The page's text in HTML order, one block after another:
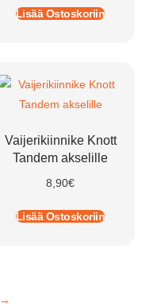
Lisää Ostoskoriin
Vaijerikiinnike Knott
Tandem akselille
8,90€
Lisää Ostoskoriin
→